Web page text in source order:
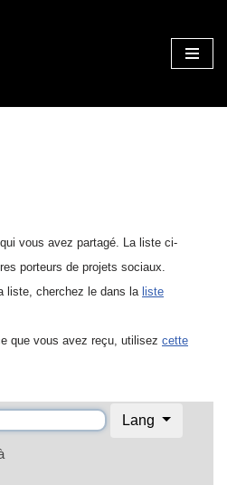
vous avez partagé. La liste ci-
porteurs de projets sociaux.
liste, cherchez le dans la liste
que vous avez reçu, utilisez cette